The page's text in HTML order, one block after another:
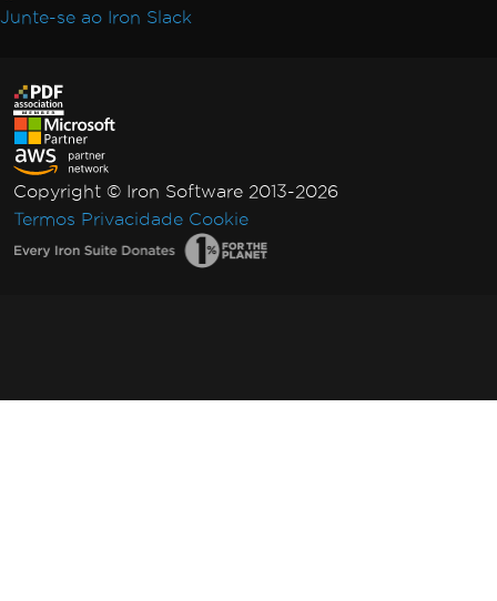
Junte-se ao Iron Slack
Copyright © Iron Software 2013-2026
Termos Privacidade Cookie